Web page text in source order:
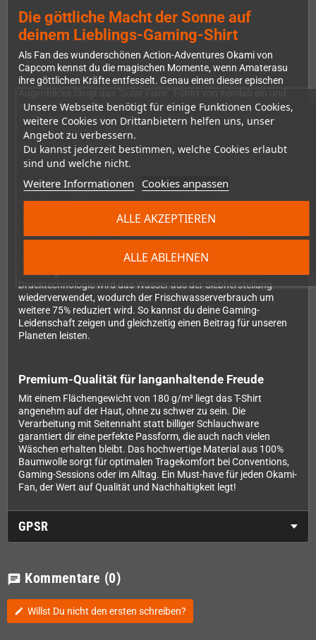
Unsere Webseite benötigt für einige Funktionen Cookies,
weitere Cookies von Drittanbietern helfen uns, unser
Angebot zu verbessern.
Du kannst jederzeit bestimmen, welche Cookies erlaubt
sind und welche nicht.
Weitere Informationen Cookies anpassen
ALLE ABLEHNEN
ALLE AKZEPTIEREN
Die göttliche Macht der Sonne auf
deinem Lieblings-Gaming-Shirt
Als Fan des wunderschönen Action-Adventures Okami von
Capcom kennst du die magischen Momente, wenn Amaterasu
ihre göttlichen Kräfte entfesselt. Genau einen dieser epischen
macht ihn zum tragbaren Kunstwerk. Die weiße Wolfs-Göttin
strahlt in ihrer vollen Pracht auf dem tiefschwarzen Hintergrund
und zeigt ihre legendäre Sonnenfeuer-Technik in all ihrer
visuellen Schönheit.
Nachhaltig produziert – Gaming mit gutem
Gewissen
Dieses Premium-Shirt verbindet deine Liebe zu Retro-Gaming mit
verantwortungsvoller Produktion. Die verwendete Bio-
91% weniger Wasser als konventionelle Baumwolle. Aber
itemlab geht noch einen Schritt weiter: Durch innovative
Drucktechnologie wird das Wasser aus der Siebherstellung
wiederverwendet, wodurch der Frischwasserverbrauch um
weitere 75% reduziert wird. So kannst du deine Gaming-
Leidenschaft zeigen und gleichzeitig einen Beitrag für unseren
Planeten leisten.
Premium-Qualität für langanhaltende Freude
Mit einem Flächengewicht von 180 g/m² liegt das T-Shirt
angenehm auf der Haut, ohne zu schwer zu sein. Die
Verarbeitung mit Seitennaht statt billiger Schlauchware
garantiert dir eine perfekte Passform, die auch nach vielen
Wäschen erhalten bleibt. Das hochwertige Material aus 100%
Baumwolle sorgt für optimalen Tragekomfort bei Conventions,
Gaming-Sessions oder im Alltag. Ein Must-have für jeden Okami-
Fan, der Wert auf Qualität und Nachhaltigkeit legt!
GPSR
chat Kommentare (0)
edit Willst Du nicht den ersten schreiben?